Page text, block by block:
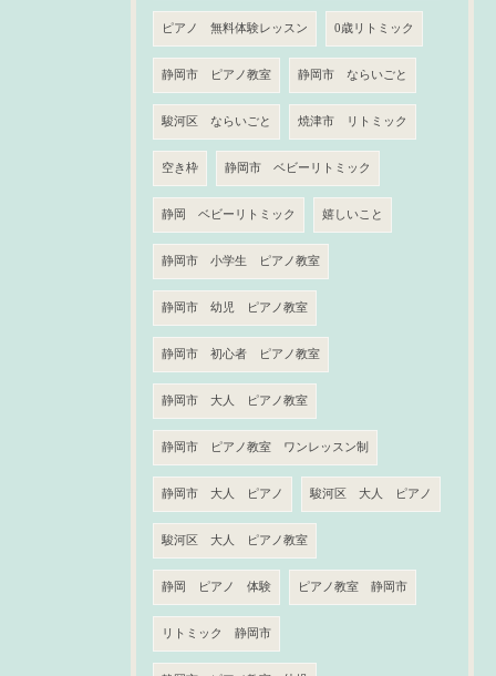
ピアノ 無料体験レッスン 0歳リトミック
静岡市 ピアノ教室 静岡市 ならいごと
駿河区 ならいごと 焼津市 リトミック
空き枠 静岡市 ベビーリトミック
静岡 ベビーリトミック 嬉しいこと
静岡市 小学生 ピアノ教室
静岡市 幼児 ピアノ教室
静岡市 初心者 ピアノ教室
静岡市 大人 ピアノ教室
静岡市 ピアノ教室 ワンレッスン制
静岡市 大人 ピアノ 駿河区 大人 ピアノ
駿河区 大人 ピアノ教室
静岡 ピアノ 体験 ピアノ教室 静岡市
リトミック 静岡市